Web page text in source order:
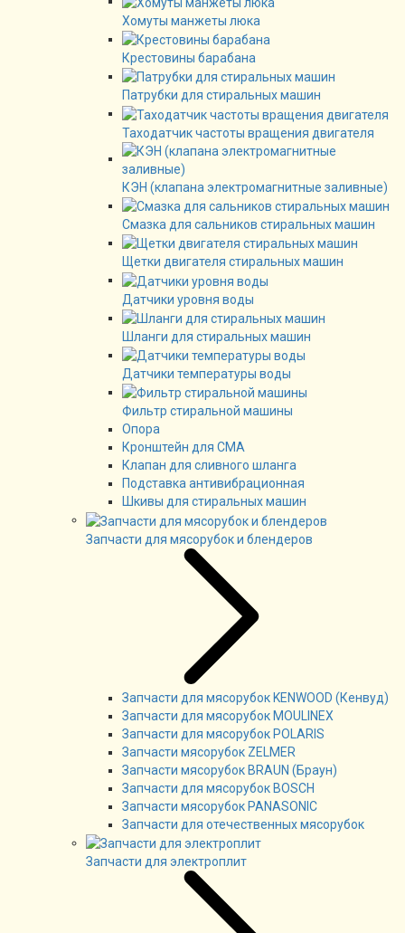
Хомуты манжеты люка
Крестовины барабана
Патрубки для стиральных машин
Таходатчик частоты вращения двигателя
КЭН (клапана электромагнитные заливные)
Смазка для сальников стиральных машин
Щетки двигателя стиральных машин
Датчики уровня воды
Шланги для стиральных машин
Датчики температуры воды
Фильтр стиральной машины
Опора
Кронштейн для СМА
Клапан для сливного шланга
Подставка антивибрационная
Шкивы для стиральных машин
Запчасти для мясорубок и блендеров
Запчасти для мясорубок KENWOOD (Кенвуд)
Запчасти для мясорубок MOULINEX
Запчасти для мясорубок POLARIS
Запчасти мясорубок ZELMER
Запчасти мясорубок BRAUN (Браун)
Запчасти для мясорубок BOSCH
Запчасти мясорубок PANASONIC
Запчасти для отечественных мясорубок
Запчасти для электроплит